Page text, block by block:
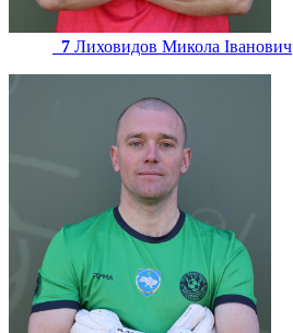
7 Лиховидов Микола Іванович